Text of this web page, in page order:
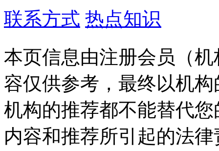
联系方式 热点知识
本页信息由注册会员（
容仅供参考，最终以机
机构的推荐都不能替代
内容和推荐所引起的法